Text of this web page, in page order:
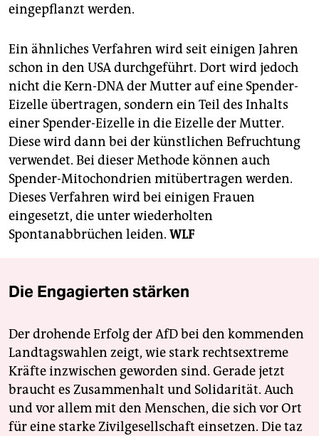
eingepflanzt werden.
Ein ähnliches Verfahren wird seit einigen Jahren
schon in den USA durchgeführt. Dort wird jedoch
nicht die Kern-DNA der Mutter auf eine Spender-
Eizelle übertragen, sondern ein Teil des Inhalts
einer Spender-Eizelle in die Eizelle der Mutter.
Diese wird dann bei der künstlichen Befruchtung
verwendet. Bei dieser Methode können auch
Spender-Mitochondrien mitübertragen werden.
Dieses Verfahren wird bei einigen Frauen
eingesetzt, die unter wiederholten
Spontanabbrüchen leiden. WLF
Die Engagierten stärken
Der drohende Erfolg der AfD bei den kommenden
Landtagswahlen zeigt, wie stark rechtsextreme
Kräfte inzwischen geworden sind. Gerade jetzt
braucht es Zusammenhalt und Solidarität. Auch
und vor allem mit den Menschen, die sich vor Ort
für eine starke Zivilgesellschaft einsetzen. Die taz